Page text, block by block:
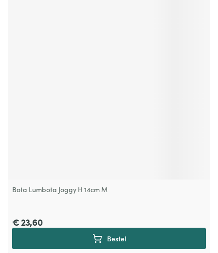
Bota Lumbota Joggy H 14cm M
€ 23,60
Bestel